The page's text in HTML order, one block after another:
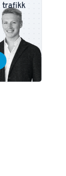
trafikk